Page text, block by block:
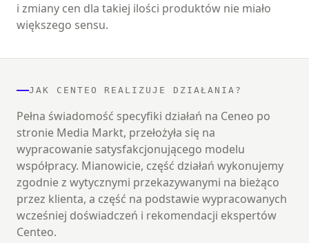
i zmiany cen dla takiej ilości produktów nie miało
większego sensu.
JAK CENTEO REALIZUJE DZIAŁANIA?
Pełna świadomość specyfiki działań na Ceneo po
stronie Media Markt, przełożyła się na
wypracowanie satysfakcjonującego modelu
współpracy. Mianowicie, część działań wykonujemy
zgodnie z wytycznymi przekazywanymi na bieżąco
przez klienta, a część na podstawie wypracowanych
wcześniej doświadczeń i rekomendacji ekspertów
Centeo.